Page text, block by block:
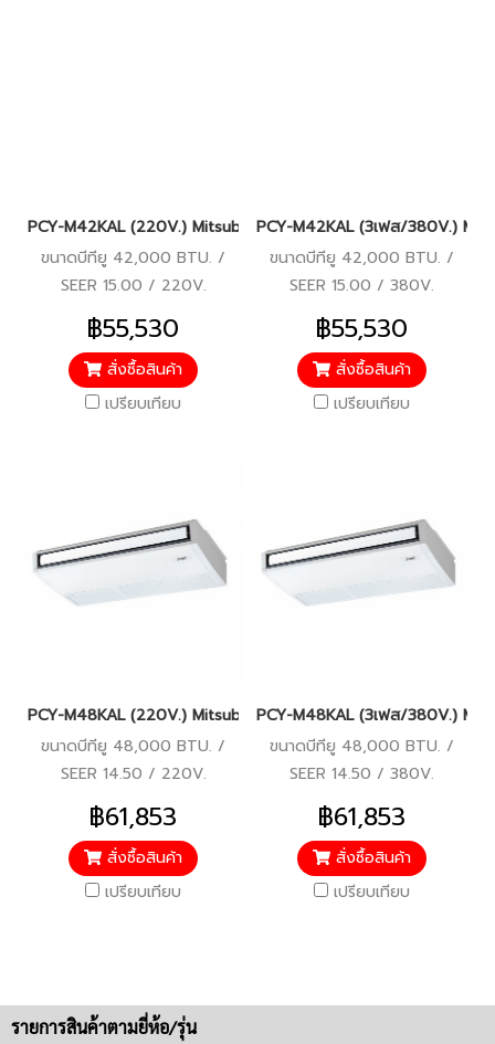
PCY-M42KAL (220V.) Mitsubishi Electric Mr.Slim รุ่นแขวนใต้ฝ้า
ขนาดบีทียู 42,000 BTU. /
SEER 15.00 / 220V.
฿55,530
สั่งซื้อสินค้า
เปรียบเทียบ
PCY-M42KAL (3เฟส/380V.)
ขนาดบีทียู 42,000 BTU. /
SEER 15.00 / 380V.
฿55,530
สั่งซื้อสินค้า
เปรียบเทียบ
PCY-M48KAL (220V.) Mitsubishi Electric Mr.Slim รุ่นแขวนใต้ฝ้า
ขนาดบีทียู 48,000 BTU. /
SEER 14.50 / 220V.
฿61,853
สั่งซื้อสินค้า
เปรียบเทียบ
PCY-M48KAL (3เฟส/380V.)
ขนาดบีทียู 48,000 BTU. /
SEER 14.50 / 380V.
฿61,853
สั่งซื้อสินค้า
เปรียบเทียบ
รายการสินค้าตามยี่ห้อ/รุ่น